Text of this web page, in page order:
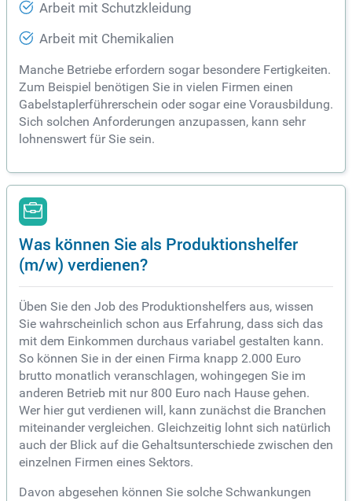
Arbeit mit Schutzkleidung
Arbeit mit Chemikalien
Manche Betriebe erfordern sogar besondere Fertigkeiten.
Zum Beispiel benötigen Sie in vielen Firmen einen
Gabelstaplerführerschein oder sogar eine Vorausbildung.
Sich solchen Anforderungen anzupassen, kann sehr
lohnenswert für Sie sein.
Was können Sie als Produktionshelfer
(m/w) verdienen?
Üben Sie den Job des Produktionshelfers aus, wissen
Sie wahrscheinlich schon aus Erfahrung, dass sich das
mit dem Einkommen durchaus variabel gestalten kann.
So können Sie in der einen Firma knapp 2.000 Euro
brutto monatlich veranschlagen, wohingegen Sie im
anderen Betrieb mit nur 800 Euro nach Hause gehen.
Wer hier gut verdienen will, kann zunächst die Branchen
miteinander vergleichen. Gleichzeitig lohnt sich natürlich
auch der Blick auf die Gehaltsunterschiede zwischen den
einzelnen Firmen eines Sektors.
Davon abgesehen können Sie solche Schwankungen